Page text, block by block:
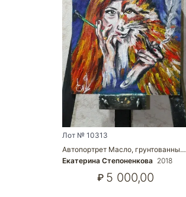
Лот № 10313
Автопортрет Масло, грунтованны…
Екатерина Степоненкова 2018
₽ 5 000,00